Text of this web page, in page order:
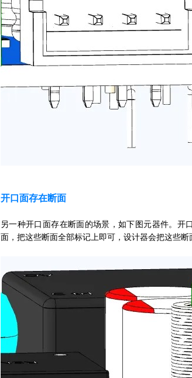
开口面存在断面
另一种开口面存在断面的场景，如下图元器件。开
面，把这些断面全部标记上即可，设计器会把这些